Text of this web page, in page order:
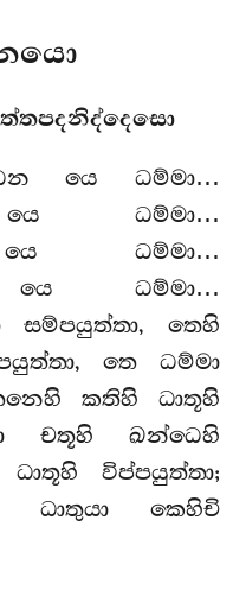
යෙ ධම්මා…
ධම්මා…
යෙ ධම්මා…
යෙ ධම්මා…
සම්පයුත්තා, තෙහි
තෙ ධම්මා
කතිහි ධාතූහි
චතූහි ඛන්ධෙහි
විප්පයුත්තා;
ධාතුයා කෙහිචි